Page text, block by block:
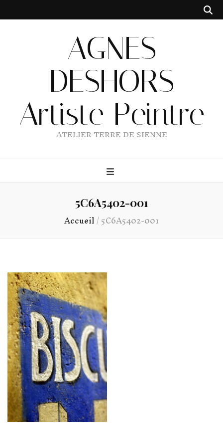
AGNES
DESHORS
Artiste Peintre
ATELIER TERRE DE SIENNE
5C6A5402-001
Accueil/5C6A5402-001